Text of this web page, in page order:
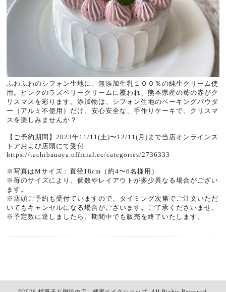
ふわふわのシフォン生地に、無添加生乳１００％の純生クリーム使
用。ピンクのラズベリークリームに覆われ、熊本県産の苺の赤がク
リスマスを彩ります。添加物は、シフォン生地のベーキングパウダ
ー（アルミ不使用）だけ。安心安全な、手作りケーキで、クリスマ
スを楽しみませんか？
【ご予約期間】2023年11/11(土)〜12/11(月)まで当店オンラインス
トアおよび店頭にて受付
https://tachibanaya.official.ec/categories/2736333
※写真はMサイズ：直径18cm（約4〜6名様用）
※苺のサイズにより、個数やレイアウトが多少異なる場合がござい
ます。
※店頭ご予約も受付ていますので、タイミング次第でご注文いただ
いてもキャンセルになる場合がございます。ご了承くださいませ。
※予定数に達しましたら、期間中でも販売を終了いたします。